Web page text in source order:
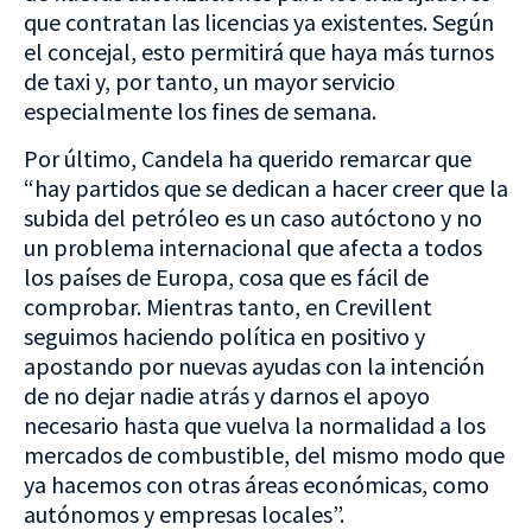
que contratan las licencias ya existentes. Según
el concejal, esto permitirá que haya más turnos
de taxi y, por tanto, un mayor servicio
especialmente los fines de semana.
Por último, Candela ha querido remarcar que
“hay partidos que se dedican a hacer creer que la
subida del petróleo es un caso autóctono y no
un problema internacional que afecta a todos
los países de Europa, cosa que es fácil de
comprobar. Mientras tanto, en Crevillent
seguimos haciendo política en positivo y
apostando por nuevas ayudas con la intención
de no dejar nadie atrás y darnos el apoyo
necesario hasta que vuelva la normalidad a los
mercados de combustible, del mismo modo que
ya hacemos con otras áreas económicas, como
autónomos y empresas locales”.